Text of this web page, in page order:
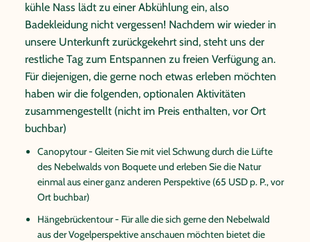
kühle Nass lädt zu einer Abkühlung ein, also
Badekleidung nicht vergessen! Nachdem wir wieder in
unsere Unterkunft zurückgekehrt sind, steht uns der
restliche Tag zum Entspannen zu freien Verfügung an.
Für diejenigen, die gerne noch etwas erleben möchten
haben wir die folgenden, optionalen Aktivitäten
zusammengestellt (nicht im Preis enthalten, vor Ort
buchbar)
Canopytour - Gleiten Sie mit viel Schwung durch die Lüfte
des Nebelwalds von Boquete und erleben Sie die Natur
einmal aus einer ganz anderen Perspektive (65 USD p. P., vor
Ort buchbar)
Hängebrückentour - Für alle die sich gerne den Nebelwald
aus der Vogelperspektive anschauen möchten bietet die